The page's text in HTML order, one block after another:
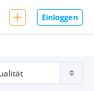
Einloggen